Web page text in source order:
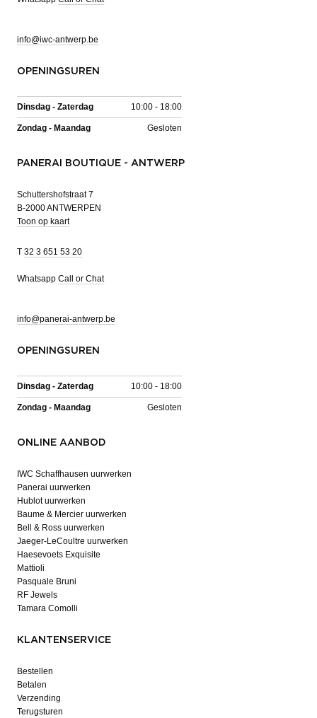
info@iwc-antwerp.be
OPENINGSUREN
Dinsdag - Zaterdag 10:00 - 18:00
Zondag - Maandag Gesloten
PANERAI BOUTIQUE - ANTWERP
Schuttershofstraat 7
B-2000 ANTWERPEN
Toon op kaart
T 32 3 651 53 20
Whatsapp Call or Chat
info@panerai-antwerp.be
OPENINGSUREN
Dinsdag - Zaterdag 10:00 - 18:00
Zondag - Maandag Gesloten
ONLINE AANBOD
IWC Schaffhausen uurwerken
Panerai uurwerken
Hublot uurwerken
Baume & Mercier uurwerken
Bell & Ross uurwerken
Jaeger-LeCoultre uurwerken
Haesevoets Exquisite
Mattioli
Pasquale Bruni
RF Jewels
Tamara Comolli
KLANTENSERVICE
Bestellen
Betalen
Verzending
Terugsturen